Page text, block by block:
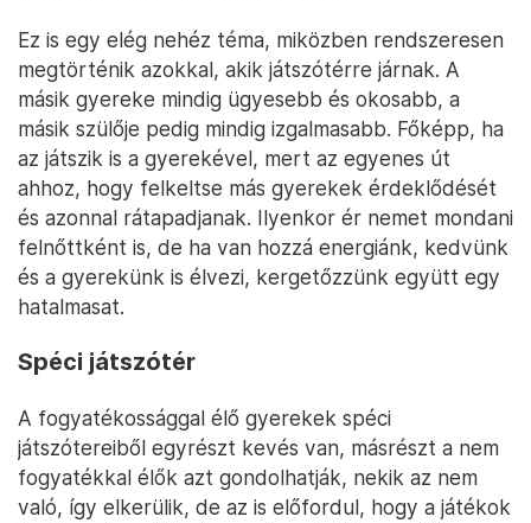
Ez is egy elég nehéz téma, miközben rendszeresen
megtörténik azokkal, akik játszótérre járnak. A
másik gyereke mindig ügyesebb és okosabb, a
másik szülője pedig mindig izgalmasabb. Főképp, ha
az játszik is a gyerekével, mert az egyenes út
ahhoz, hogy felkeltse más gyerekek érdeklődését
és azonnal rátapadjanak. Ilyenkor ér nemet mondani
felnőttként is, de ha van hozzá energiánk, kedvünk
és a gyerekünk is élvezi, kergetőzzünk együtt egy
hatalmasat.
Spéci játszótér
A fogyatékossággal élő gyerekek spéci
játszótereiből egyrészt kevés van, másrészt a nem
fogyatékkal élők azt gondolhatják, nekik az nem
való, így elkerülik, de az is előfordul, hogy a játékok